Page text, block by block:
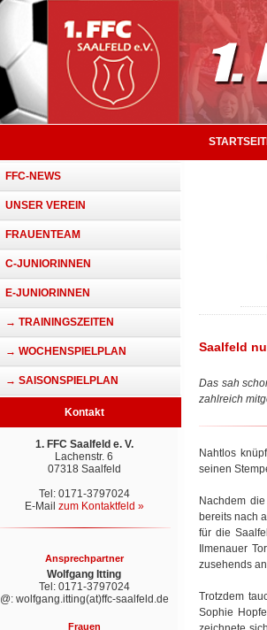
FFC-NEWS
UNSER VEREIN
FRAUENTEAM
C-JUNIORINNEN
E-JUNIORINNEN
→ TRAININGSZEITEN
→ WOCHENSPIELPLAN
→ SAISONSPIELPLAN
Kontakt
1. FFC Saalfeld e. V.
Lachenstr. 6
07318 Saalfeld
Tel: 0171-3797024
E-Mail zum Kontaktfeld »
Ansprechpartner
Wolfgang Itting
Tel: 0171-3797024
@: wolfgang.itting(at)ffc-saalfeld.de
Frauen
Saalfeld
Das sah
zahlreich
Nahtlos
seinen
Nachdem
bereits nach
für die
Ilmenauer
zusehends
Trotzdem
Sophie